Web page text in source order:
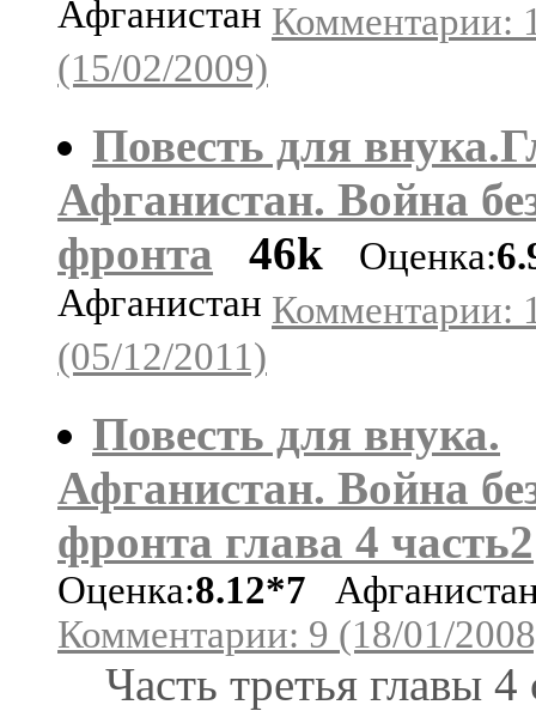
Афганистан Комментарии:
(15/02/2009)
Повесть для
Афганистан. Война
фронта
46k Оценка:
Афганистан Комментарии:
(05/12/2011)
Повесть для внука.
Афганистан. Война
фронта глава 4 часть2
Оценка:8.12*7
Комментарии: 9 (18/01/
Часть третья главы 4